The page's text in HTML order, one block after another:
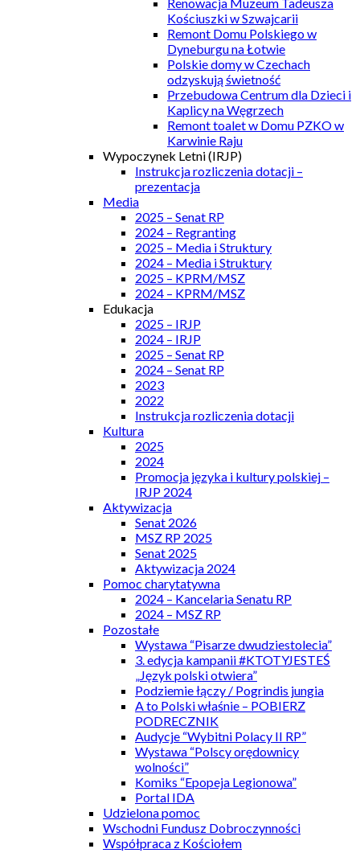
Kościuszki w Szwajcarii
Remont Domu Polskiego w
Dyneburgu na Łotwie
Polskie domy w Czechach
odzyskują świetność
Przebudowa Centrum dla Dzieci i
Kaplicy na Węgrzech
Remont toalet w Domu PZKO w
Karwinie Raju
Wypoczynek Letni (IRJP)
Instrukcja rozliczenia dotacji –
prezentacja
Media
2025 – Senat RP
2024 – Regranting
2025 – Media i Struktury
2024 – Media i Struktury
2025 – KPRM/MSZ
2024 – KPRM/MSZ
Edukacja
2025 – IRJP
2024 – IRJP
2025 – Senat RP
2024 – Senat RP
2023
2022
Instrukcja rozliczenia dotacji
Kultura
2025
2024
Promocja języka i kultury polskiej –
IRJP 2024
Aktywizacja
Senat 2026
MSZ RP 2025
Senat 2025
Aktywizacja 2024
Pomoc charytatywna
2024 – Kancelaria Senatu RP
2024 – MSZ RP
Pozostałe
Wystawa “Pisarze dwudziestolecia”
3. edycja kampanii #KTOTYJESTEŚ
„Język polski otwiera”
Podziemie łączy / Pogrindis jungia
A to Polski właśnie – POBIERZ
PODRECZNIK
Audycje “Wybitni Polacy II RP”
Wystawa “Polscy orędownicy
wolności”
Komiks “Epopeja Legionowa”
Portal IDA
Udzielona pomoc
Wschodni Fundusz Dobroczynności
Współpraca z Kościołem